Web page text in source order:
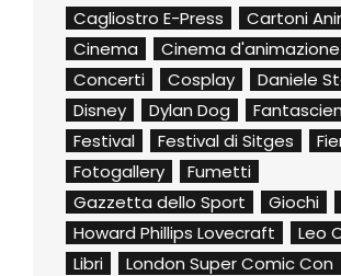
Cagliostro E-Press
Cartoni
Cinema
Cinema d'animazione
Concerti
Cosplay
Daniele
Disney
Dylan Dog
Festival
Festival di Sitges
Fotogallery
Fumetti
Gazzetta dello Sport
Giochi
Howard Phillips Lovecraft
Leo
Libri
London Super Comic Con